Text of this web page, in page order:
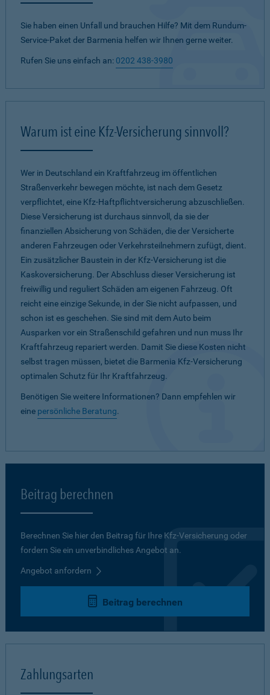
Sie haben einen Unfall und brauchen Hilfe? Mit dem Rundum-
Service-Paket der Barmenia helfen wir Ihnen gerne weiter.
Rufen Sie uns einfach an: 0202 438-3980
Warum ist eine Kfz-Versicherung sinnvoll?
Wer in Deutschland ein Kraftfahrzeug im öffentlichen
Straßenverkehr bewegen möchte, ist nach dem Gesetz
verpflichtet, eine Kfz-Haftpflichtversicherung abzuschließen.
Diese Versicherung ist durchaus sinnvoll, da sie der
finanziellen Absicherung von Schäden, die der Versicherte
anderen Fahrzeugen oder Verkehrsteilnehmern zufügt, dient.
Ein zusätzlicher Baustein in der Kfz-Versicherung ist die
Kaskoversicherung. Der Abschluss dieser Versicherung ist
freiwillig und reguliert Schäden am eigenen Fahrzeug. Oft
reicht eine einzige Sekunde, in der Sie nicht aufpassen, und
schon ist es geschehen. Sie sind mit dem Auto beim
Ausparken vor ein Straßenschild gefahren und nun muss Ihr
Kraftfahrzeug repariert werden. Damit Sie diese Kosten nicht
selbst tragen müssen, bietet die Barmenia Kfz-Versicherung
optimalen Schutz für Ihr Kraftfahrzeug.
Benötigen Sie weitere Informationen? Dann empfehlen wir
eine persönliche Beratung.
Beitrag berechnen
Berechnen Sie hier den Beitrag für Ihre Kfz-Versicherung oder
fordern Sie ein unverbindliches Angebot an.
Angebot anfordern
Beitrag berechnen
Zahlungsarten